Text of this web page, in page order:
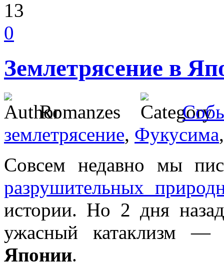
13
0
Землетрясение в
Romanzes
землетрясение, Фукусима
Совсем недавно мы
разрушительных
истории. Но 2 дня
ужасный катаклизм
Японии.